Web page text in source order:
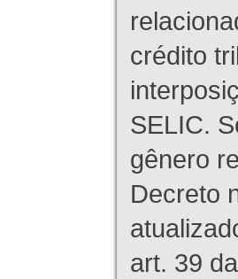
crédito
SELIC.
gênero
Decreto
art. 39